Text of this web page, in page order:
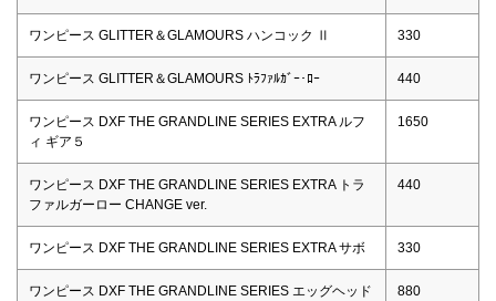
ワンピース GLITTER＆GLAMOURS ハンコック Ⅱ 330
ワンピース GLITTER＆GLAMOURS ﾄﾗﾌｧﾙｶﾞｰ･ﾛｰ 440
ワンピース DXF THE GRANDLINE SERIES EXTRA ルフ
ィ ギア５
1650
ワンピース DXF THE GRANDLINE SERIES EXTRA トラ
ファルガーロー CHANGE ver.
440
ワンピース DXF THE GRANDLINE SERIES EXTRA サボ 330
ワンピース DXF THE GRANDLINE SERIES エッグヘッド
880